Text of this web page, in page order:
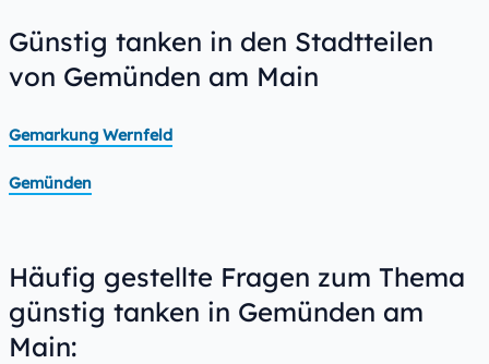
Günstig tanken in den Stadtteilen
von Gemünden am Main
Gemarkung Wernfeld
Gemünden
Häufig gestellte Fragen zum Thema
günstig tanken in Gemünden am
Main: